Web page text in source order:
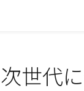
世代